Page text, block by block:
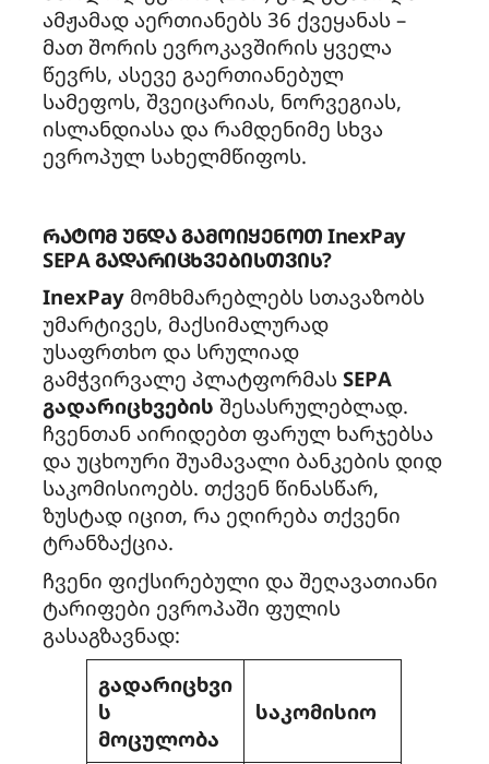
ამჟამად აერთიანებს 36 ქვეყანას –
მათ შორის ევროკავშირის ყველა
წევრს, ასევე გაერთიანებულ
სამეფოს, შვეიცარიას, ნორვეგიას,
ისლანდიასა და რამდენიმე სხვა
ევროპულ სახელმწიფოს.
რატომ უნდა გამოიყენოთ InexPay
SEPA გადარიცხვებისთვის?
InexPay მომხმარებლებს სთავაზობს
უმარტივეს, მაქსიმალურად
უსაფრთხო და სრულიად
გამჭვირვალე პლატფორმასSEPA
გადარიცხვების შესასრულებლად.
ჩვენთან აირიდებთ ფარულ ხარჯებსა
და უცხოური შუამავალი ბანკების დიდ
საკომისიოებს. თქვენ წინასწარ,
ზუსტად იცით, რა ეღირება თქვენი
ტრანზაქცია.
ჩვენი ფიქსირებული და შეღავათიანი
ტარიფები ევროპაში ფულის
გასაგზავნად:
გადარიცხვი
ს
მოცულობა
საკომისიო